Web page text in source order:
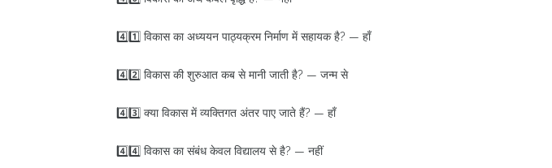
4️⃣1️⃣ विकास का अध्ययन पाठ्यक्रम निर्माण में सहायक है? — हाँ
4️⃣2️⃣ विकास की शुरुआत कब से मानी जाती है? — जन्म से
4️⃣3️⃣ क्या विकास में व्यक्तिगत अंतर पाए जाते हैं? — हाँ
4️⃣4️⃣ विकास का संबंध केवल विद्यालय से है? — नहीं